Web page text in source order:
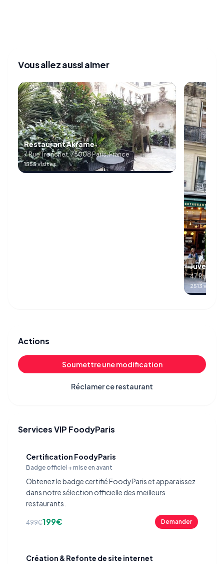
Vous allez aussi aimer
Restaurant Akrame
7 Rue Tronchet, 75008 Paris, France
1555 visites
Juveniles
47 Rue de
2513 visites
Actions
Soumettre une modification
Réclamer ce restaurant
Services VIP FoodyParis
Certification FoodyParis
Badge officiel + mise en avant
Obtenez le badge certifié FoodyParis et apparaissez
dans notre sélection officielle des meilleurs
restaurants.
499€199€ Demander
Création & Refonte de site internet